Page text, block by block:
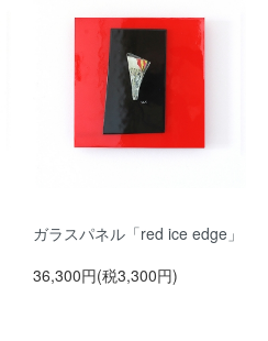
ガラスパネル「red ice edge」
36,300円(税3,300円)